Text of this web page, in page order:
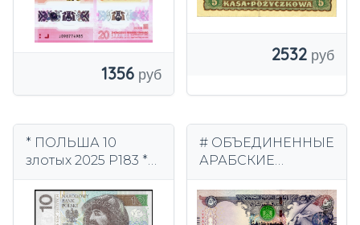
1356
2532
* ПОЛЬША 10
злотых 2025 P183 *
Серия CL *
Переходная серия
# ОБЪЕДИНЕННЫЕ
АРАБСКИЕ
ДИРХАМОВ – P-29f
– 2016 – UNC